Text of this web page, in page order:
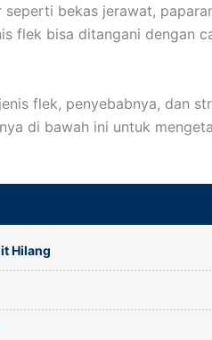
bekas jerawat,
flek bisa ditangani dengan
flek, penyebabnya, dan
di bawah ini untuk
Hilang